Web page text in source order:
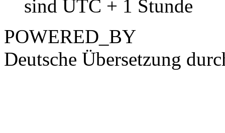
sind UTC + 1 Stunde
POWERED_BY
Deutsche Übersetzung